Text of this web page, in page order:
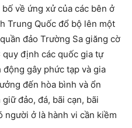
về ứng xử của các bên ở
Trung Quốc đổ bộ lên một
đảo Trường Sa giăng cờ
định các quốc gia tự
gây phức tạp và gia
đến hòa bình và ổn
đảo, đá, bãi cạn, bãi
người ở là hành vi cần kiềm